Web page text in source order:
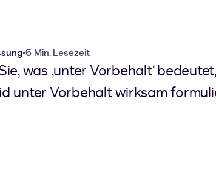
•6 Min. Lesezeit
was ‚unter Vorbehalt‘
unter Vorbehalt wirksam